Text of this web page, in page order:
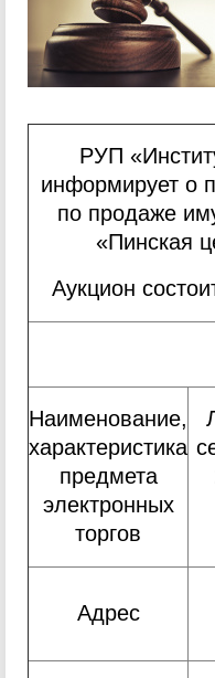
РУП
информирует о
по продаже
«Пинская
Аукцион
Наименование,
характеристика
предмета
электронных
торгов
Адрес